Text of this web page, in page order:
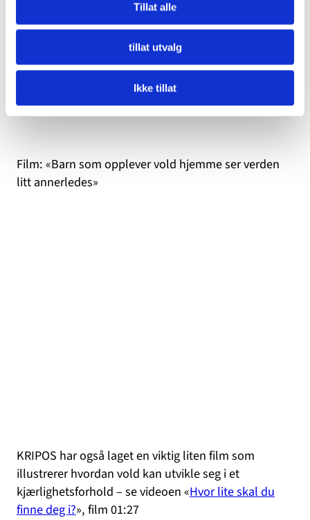
Tillat alle
tillat utvalg
Ikke tillat
Film: «Barn som opplever vold hjemme ser verden
litt annerledes»
KRIPOS har også laget en viktig liten film som
illustrerer hvordan vold kan utvikle seg i et
kjærlighetsforhold – se videoen «Hvor lite skal du
finne deg i?», film 01:27